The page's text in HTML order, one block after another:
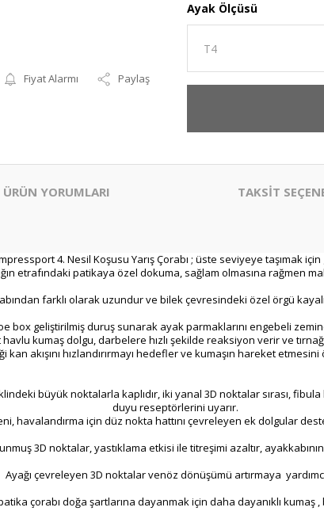
Fiyat Alarmı Paylaş
Ayak Ölçüsü
ÜRÜN YORUMLARI TAKSİT
4. Nesil Koşusu Yarış Çorabı ; üste seviyeye taşımak
etrafındaki patikaya özel dokuma, sağlam olmasına rağmen
farklı olarak uzundur ve bilek çevresindeki özel örgü
box geliştirilmiş duruş sunarak ayak parmaklarını engebeli
havlu kumaş dolgu, darbelere hızlı şekilde reaksiyon verir ve
kan akışını hızlandırırmayı hedefler ve kumaşın hareket
büyük noktalarla kaplıdır, iki yanal 3D noktalar sırası,
duyu reseptörlerini uyarır.
havalandırma için düz nokta hattını çevreleyen ek dolgular
3D noktalar, yastıklama etkisi ile titreşimi azaltır,
Ayağı çevreleyen 3D noktalar venöz dönüşümü artırmaya
çorabı doğa şartlarına dayanmak için daha dayanıklı